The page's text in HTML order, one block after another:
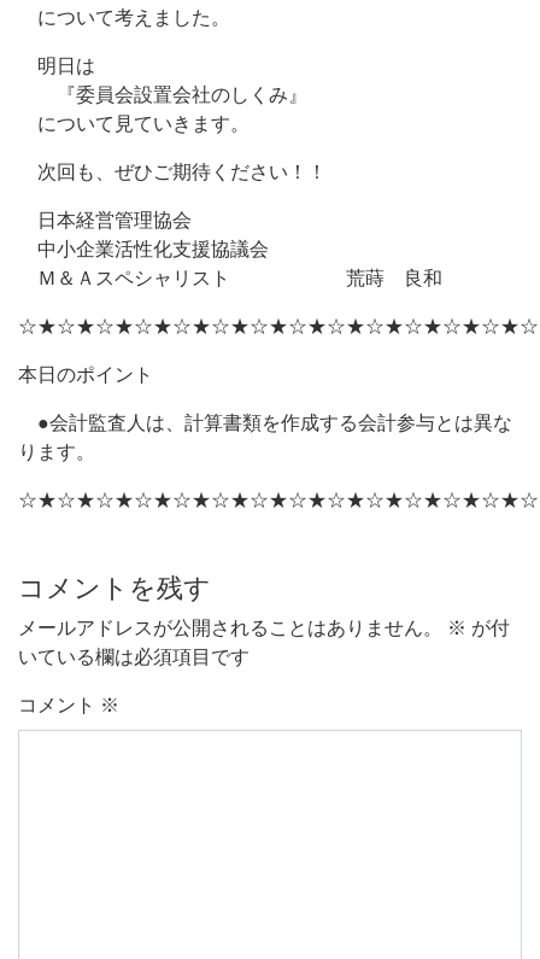
について考えました。
明日は
『委員会設置会社のしくみ』
について見ていきます。
次回も、ぜひご期待ください！！
日本経営管理協会
中小企業活性化支援協議会
Ｍ＆Ａスペシャリスト 荒蒔 良和
本日のポイント
●会計監査人は、計算書類を作成する会計参与とは異な
ります。
コメントを残す
メールアドレスが公開されることはありません。 ※ が付
いている欄は必須項目です
コメント ※